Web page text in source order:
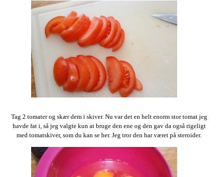
Tag 2 tomater og skær dem i skiver. Nu var det en helt enorm stor tomat jeg
havde fat i, så jeg valgte kun at bruge den ene og den gav da også rigeligt
med tomatskiver, som du kan se her. Jeg tror den har været på steroider.